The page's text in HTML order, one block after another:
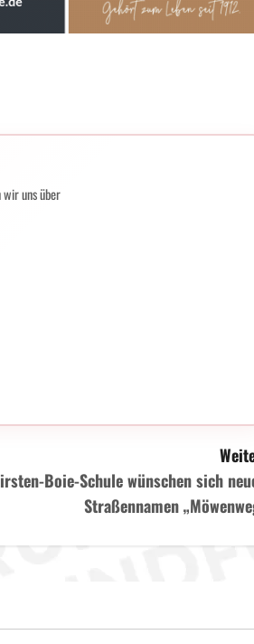
uns über
Boie-Schule wünschen sich
Straßennamen